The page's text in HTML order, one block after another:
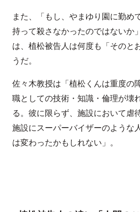
また、「もし、やまゆり園に勤め
持って殺さなかったのではないか
は、植松被告人は何度も「そのと
うだ。
佐々木教授は「植松くんは重度の
職としての技術・知識・倫理が壊
る。彼に限らず、施設において虐
施設にスーパーバイザーのような
は変わったかもしれない」。